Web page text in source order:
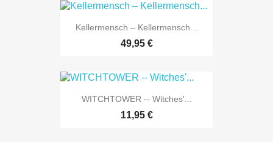
Kellermensch – Kellermensch...
49,95 €
WITCHTOWER -- Witches'...
11,95 €